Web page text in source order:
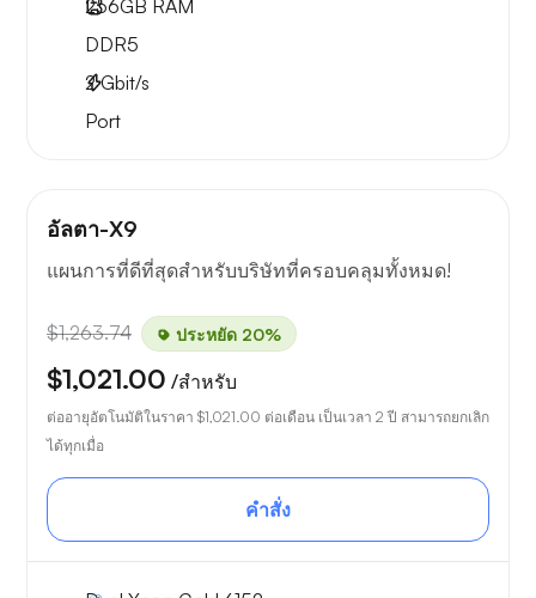
256GB RAM
DDR5
2Gbit/s
Port
อัลตา-X9
แผนการที่ดีที่สุดสำหรับบริษัทที่ครอบคลุมทั้งหมด!
$1,263.74 ประหยัด 20%
$1,021.00 /สำหรับ
ต่ออายุอัตโนมัติในราคา $1,021.00 ต่อเดือน เป็นเวลา 2 ปี สามารถยกเลิก
ได้ทุกเมื่อ
คำสั่ง